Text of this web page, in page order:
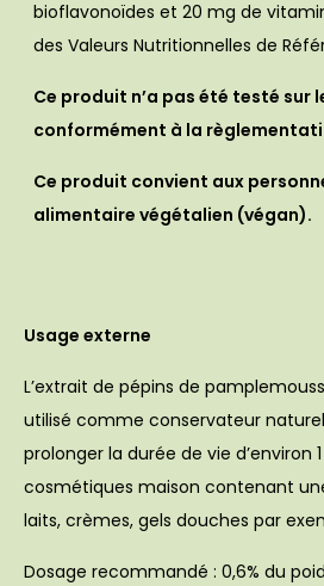
bioflavonoïdes et 20 mg de
des Valeurs Nutritionnelles de
Ce produit n’a pas été testé sur
conformément à la
Ce produit convient aux
alimentaire végétalien (végan).
Usage externe
L’extrait de pépins de
utilisé comme conservateur
prolonger la durée de vie d’environ
cosmétiques maison contenant
laits, crèmes, gels douches par
Dosage recommandé : 0,6% du